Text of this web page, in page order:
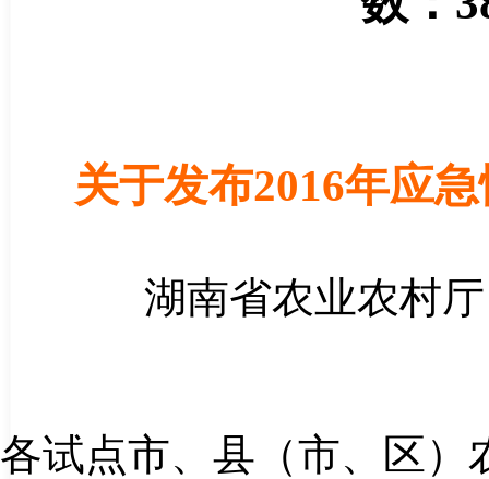
关于发布2016年应
湖南省农业农村厅
各试点市、县（市、区）